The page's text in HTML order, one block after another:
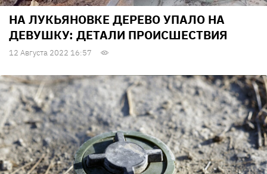
НА ЛУКЬЯНОВКЕ ДЕРЕВО УПАЛО НА
ДЕВУШКУ: ДЕТАЛИ ПРОИСШЕСТВИЯ
12 Августа 2022 16:57